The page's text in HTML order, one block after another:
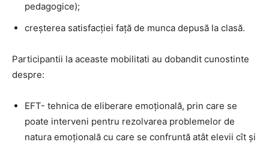
pedagogice);
creșterea satisfacției față de munca depusă la clasă.
Participantii la aceaste mobilitati au dobandit cunostinte
despre:
EFT- tehnica de eliberare emoțională, prin care se
poate interveni pentru rezolvarea problemelor de
natura emoțională cu care se confruntă atât elevii cît și